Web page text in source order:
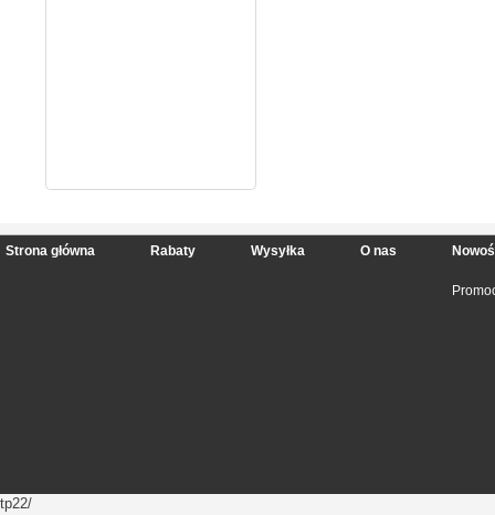
Strona główna Rabaty Wysyłka O nas
tp22/